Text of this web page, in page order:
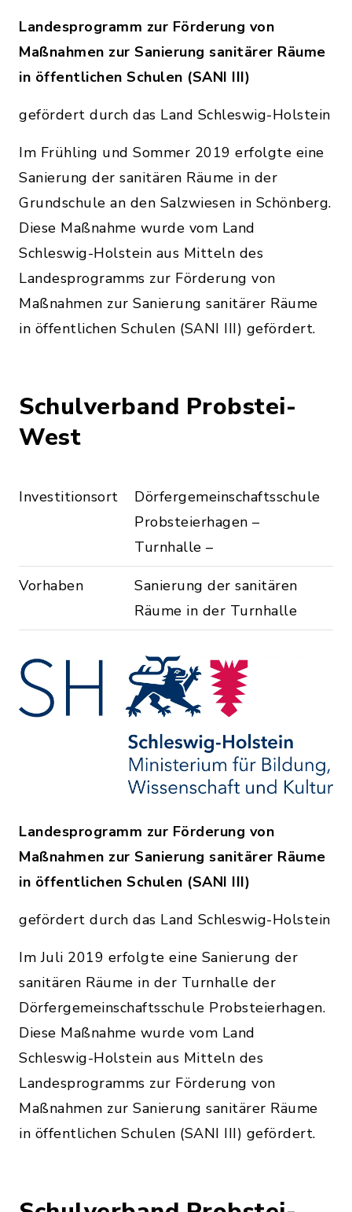
Landesprogramm zur Förderung von
Maßnahmen zur Sanierung sanitärer Räume
in öffentlichen Schulen (SANI III)
gefördert durch das Land Schleswig-Holstein
Im Frühling und Sommer 2019 erfolgte eine
Sanierung der sanitären Räume in der
Grundschule an den Salzwiesen in Schönberg.
Diese Maßnahme wurde vom Land
Schleswig-Holstein aus Mitteln des
Landesprogramms zur Förderung von
Maßnahmen zur Sanierung sanitärer Räume
in öffentlichen Schulen (SANI III) gefördert.
Schulverband Probstei-
West
Investitionsort
Dörfergemeinschaftsschule
Probsteierhagen –
Turnhalle –
Vorhaben
Sanierung der sanitären
Räume in der Turnhalle
Landesprogramm zur Förderung von
Maßnahmen zur Sanierung sanitärer Räume
in öffentlichen Schulen (SANI III)
gefördert durch das Land Schleswig-Holstein
Im Juli 2019 erfolgte eine Sanierung der
sanitären Räume in der Turnhalle der
Dörfergemeinschaftsschule Probsteierhagen.
Diese Maßnahme wurde vom Land
Schleswig-Holstein aus Mitteln des
Landesprogramms zur Förderung von
Maßnahmen zur Sanierung sanitärer Räume
in öffentlichen Schulen (SANI III) gefördert.